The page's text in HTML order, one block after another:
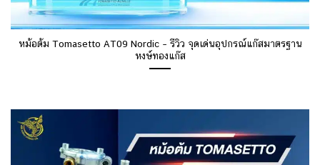
หม้อต้ม Tomasetto AT09 Nordic – รีวิว จุดเด่นอุปกรณ์แก๊สมาตรฐาน
หงษ์ทองแก๊ส